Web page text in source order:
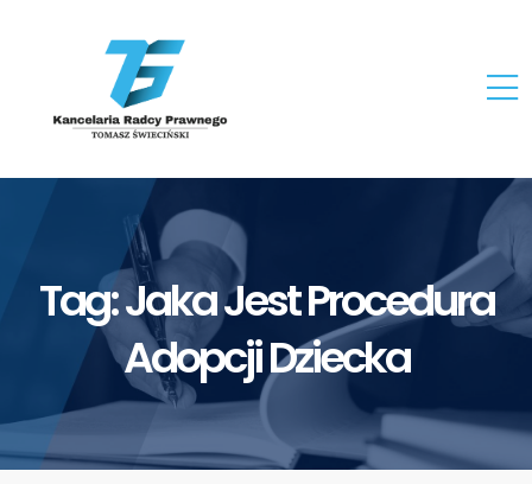
Tag:Jaka Jest Procedura
Adopcji Dziecka